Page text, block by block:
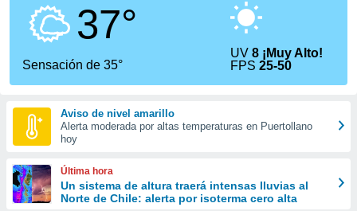
que se
calidad.
a este
las
y
forma
digital
basada
37°
Sensación de 35°
UV8 ¡Muy Alto!
FPS25-50
Aviso de nivel amarillo
Alerta moderada por altas temperaturas en Puertollano
hoy
Última hora
Un sistema de altura traerá intensas lluvias al
Norte de Chile: alerta por isoterma cero alta